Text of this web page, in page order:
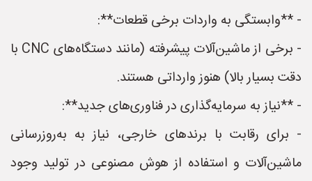
- **وابستگی به واردات برخی قطعات**:
- برخی از ماشین‌آلات پیشرفته (مانند دستگاه‌های CNC با
دقت بسیار بالا) هنوز وارداتی هستند.
- **نیاز به سرمایه‌گذاری در فناوری‌های جدید**:
- برای رقابت با برندهای خارجی، نیاز به به‌روزرسانی
ماشین‌آلات و استفاده از هوش مصنوعی در تولید وجود